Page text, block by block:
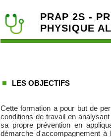
PRAP 2S -
PHYSIQUE
LES OBJECTIFS
Cette formation a pour but de
conditions de travail en
sa propre prévention en
démarche d'accompagnement à